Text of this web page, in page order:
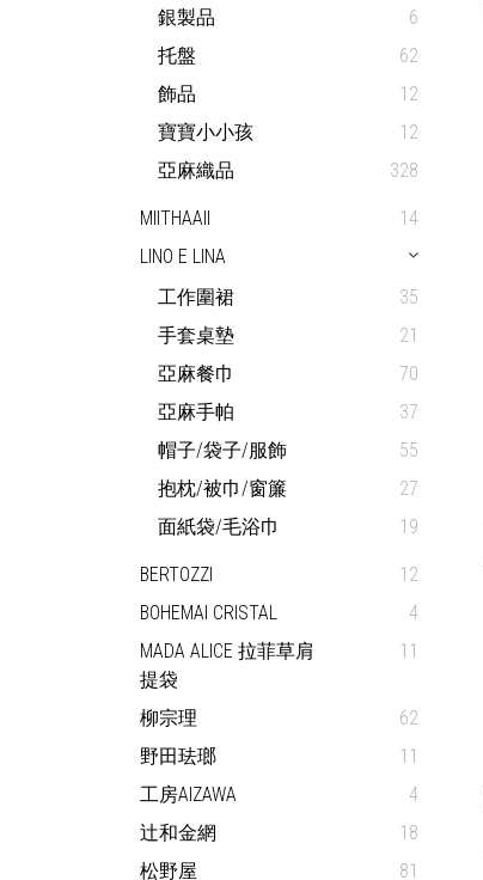
銀製品
6
托盤
62
飾品
12
寶寶小小孩
12
亞麻織品
328
MIITHAAII
14
LINO E LINA
工作圍裙
35
手套桌墊
21
亞麻餐巾
70
亞麻手帕
37
帽子/袋子/服飾
55
抱枕/被巾/窗簾
27
面紙袋/毛浴巾
19
BERTOZZI
12
BOHEMAI CRISTAL
4
MADA ALICE 拉菲草肩
提袋
11
柳宗理
62
野田珐瑯
11
工房AIZAWA
4
辻和金網
18
松野屋
81